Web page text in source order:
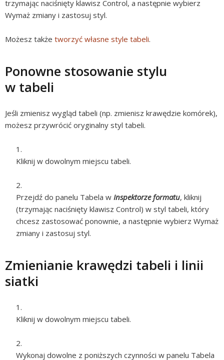
trzymając naciśnięty klawisz Control, a następnie wybierz
Wymaż zmiany i zastosuj styl.
Możesz także tworzyć własne style tabeli.
Ponowne stosowanie stylu
w tabeli
Jeśli zmienisz wygląd tabeli (np. zmienisz krawędzie komórek),
możesz przywrócić oryginalny styl tabeli.
Kliknij w dowolnym miejscu tabeli.
Przejdź do panelu Tabela w Inspektorze formatu, kliknij
(trzymając naciśnięty klawisz Control) w styl tabeli, który
chcesz zastosować ponownie, a następnie wybierz Wymaż
zmiany i zastosuj styl.
Zmienianie krawędzi tabeli i linii
siatki
Kliknij w dowolnym miejscu tabeli.
Wykonaj dowolne z poniższych czynności w panelu Tabela